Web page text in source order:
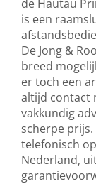
de Hautau
is een
De Jong &
breed
er toch een
altijd contact
vakkundig
scherpe
telefonisch
Nederland,